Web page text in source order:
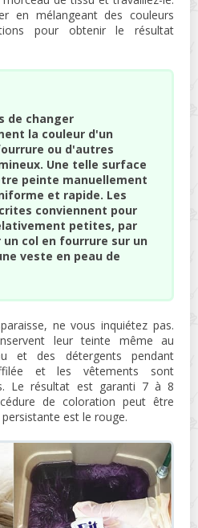
en mélangeant des couleurs
pour obtenir le résultat
de changer
la couleur d'un
ou d'autres
Une telle surface
peinte manuellement
et rapide. Les
conviennent pour
petites, par
un col en fourrure sur un
veste en peau de
ne vous inquiétez pas.
leur teinte même au
et des détergents pendant
et les vêtements sont
Le résultat est garanti 7 à 8
de coloration peut être
est le rouge.